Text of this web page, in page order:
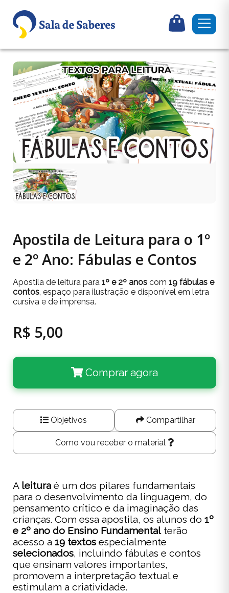
Apostila de Leitura para o 1º
e 2º Ano: Fábulas e Contos
Apostila de leitura para 1º e 2º anos com 19 fábulas e
contos, espaço para ilustração e disponível em letra
cursiva e de imprensa.
R$ 5,00
Comprar agora
Objetivos Compartilhar
Como vou receber o material
A leitura é um dos pilares fundamentais
para o desenvolvimento da linguagem, do
pensamento crítico e da imaginação das
crianças. Com essa apostila, os alunos do 1º
e 2º ano do Ensino Fundamentalterão
acesso a 19 textos especialmente
selecionados, incluindo fábulas e contos
que ensinam valores importantes,
promovem a interpretação textual e
estimulam a criatividade.